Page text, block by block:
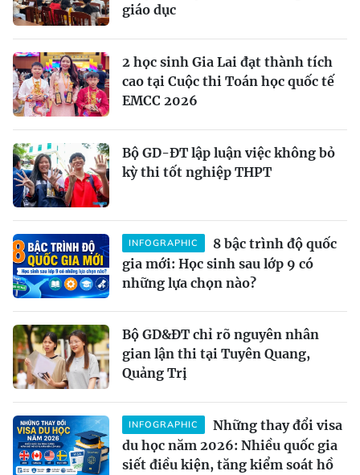
giáo dục
2 học sinh Gia Lai đạt thành tích
cao tại Cuộc thi Toán học quốc tế
EMCC 2026
Bộ GD-ĐT lập luận việc không bỏ
kỳ thi tốt nghiệp THPT
INFOGRAPHIC
8 bậc trình độ quốc
gia mới: Học sinh sau lớp 9 có
những lựa chọn nào?
Bộ GD&ĐT chỉ rõ nguyên nhân
gian lận thi tại Tuyên Quang,
Quảng Trị
INFOGRAPHIC
Những thay đổi visa
du học năm 2026: Nhiều quốc gia
siết điều kiện, tăng kiểm soát hồ